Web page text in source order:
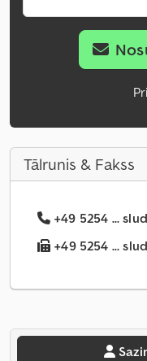
Tālrunis & Fakss
+49 5254 ...
+49 5254 ...